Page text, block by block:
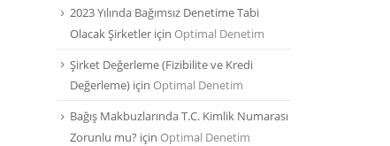
2023 Yılında Bağımsız Denetime Tabi
Olacak Şirketler için Optimal Denetim
Şirket Değerleme (Fizibilite ve Kredi
Değerleme) için Optimal Denetim
Bağış Makbuzlarında T.C. Kimlik Numarası
Zorunlu mu? için Optimal Denetim